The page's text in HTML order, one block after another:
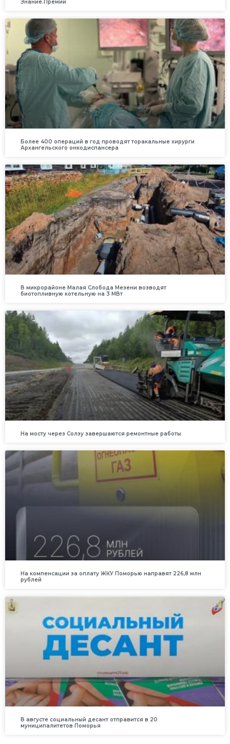
Знание.Премии
Более 400 операций в год проводят торакальные хирурги
Архангельского онкодиспансера
В микрорайоне Малая Слобода Мезени возводят
биотопливную котельную на 3 МВт
На мосту через Солзу завершаются ремонтные работы
На компенсации за оплату ЖКУ Поморью направят 226,8 млн
рублей
В августе социальный десант отправится в 20
муниципалитетов Поморья